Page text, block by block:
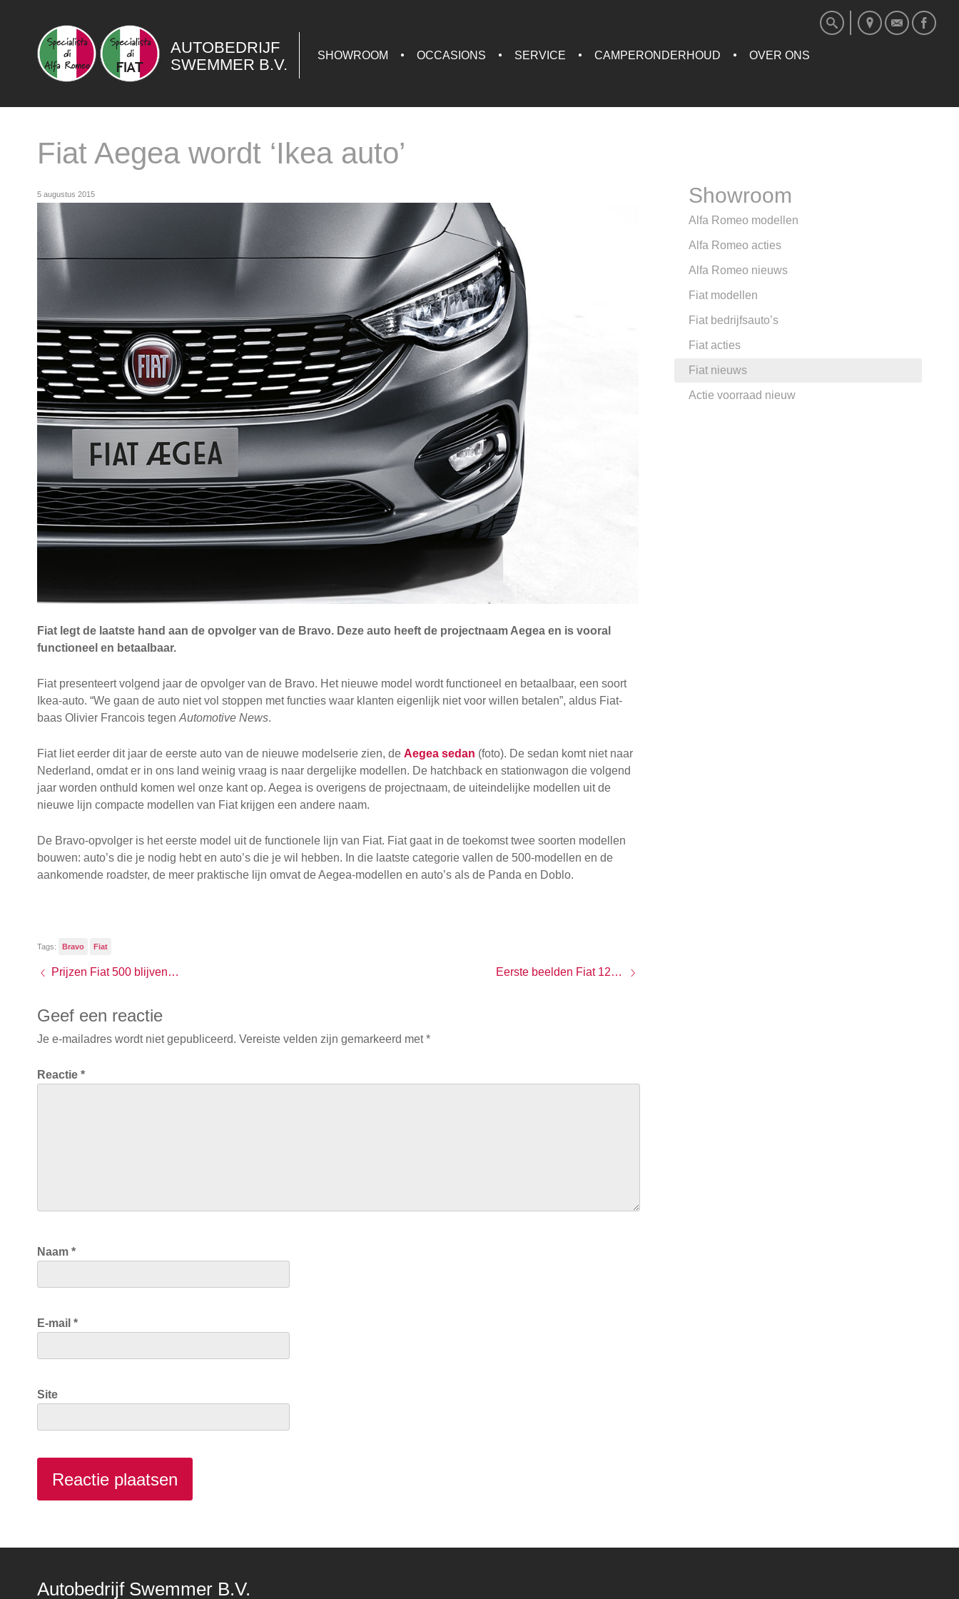
AUTOBEDRIJF
SWEMMER B.V.
SHOWROOM OCCASIONS SERVICE CAMPERONDERHOUD OVER ONS
Fiat Aegea wordt ‘Ikea auto’
5 augustus 2015
Fiat legt de laatste hand aan de opvolger van de Bravo. Deze auto heeft de projectnaam Aegea en is vooral
functioneel en betaalbaar.
Fiat presenteert volgend jaar de opvolger van de Bravo. Het nieuwe model wordt functioneel en betaalbaar, een soort
Ikea-auto. “We gaan de auto niet vol stoppen met functies waar klanten eigenlijk niet voor willen betalen”, aldus Fiat-
baas Olivier Francois tegen Automotive News.
Fiat liet eerder dit jaar de eerste auto van de nieuwe modelserie zien, de Aegea sedan (foto). De sedan komt niet naar
Nederland, omdat er in ons land weinig vraag is naar dergelijke modellen. De hatchback en stationwagon die volgend
jaar worden onthuld komen wel onze kant op. Aegea is overigens de projectnaam, de uiteindelijke modellen uit de
nieuwe lijn compacte modellen van Fiat krijgen een andere naam.
De Bravo-opvolger is het eerste model uit de functionele lijn van Fiat. Fiat gaat in de toekomst twee soorten modellen
bouwen: auto’s die je nodig hebt en auto’s die je wil hebben. In die laatste categorie vallen de 500-modellen en de
aankomende roadster, de meer praktische lijn omvat de Aegea-modellen en auto’s als de Panda en Doblo.
Tags: Bravo Fiat
Prijzen Fiat 500 blijven gelijk Eerste beelden Fiat 124 Spider
Geef een reactie
Je e-mailadres wordt niet gepubliceerd. Vereiste velden zijn gemarkeerd met*
Reactie *
Naam *
E-mail *
Site
Showroom
Alfa Romeo modellen
Alfa Romeo acties
Alfa Romeo nieuws
Fiat modellen
Fiat bedrijfsauto’s
Fiat acties
Fiat nieuws
Actie voorraad nieuw
Autobedrijf Swemmer B.V.